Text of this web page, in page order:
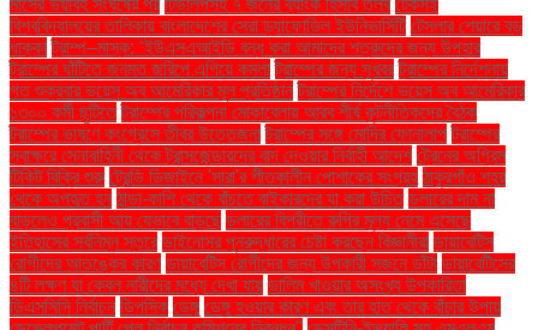
বিশ্ববিদ্যালয়ের তালিকায় বাংলাদেশের সেরা ড্যাফোডিল ইউনিভার্সিটি টেসলার শেয়ারে বড়
ধাক্কা ট্রাম্প–মাস্ক: ‘ইউএসএআইডি বন্ধ করা আমাদের শত্রুদের জন্য উপহার
ট্রাম্পের ঘাঁটিতে জনমত জরিপে এগিয়ে কমলা ট্রাম্পের জন্য সুখবর ট্রাম্পের নির্দেশনায়
গত শুক্রবার ভয়েস অব আমেরিকার মূল প্রতিষ্ঠান ট্রাম্পের নির্দেশে ভয়েস অব আমেরিকার
১৩০০ কর্মী ছুটিতে ট্রাম্পের পরিকল্পনা মোকাবেলায় আরব শীর্ষ কূটনীতিকদের বৈঠক
ট্রাম্পের ভাষণে কংগ্রেসে তীব্র উত্তেজনা ট্রাম্পের সঙ্গে মোদির ফোনালাপ ট্রাম্পের
স্বাক্ষরে সেনাবাহিনী থেকে ট্রান্সজেন্ডারদের বাদ দেওয়ার নির্বাহী আদেশ ট্রেনের অগ্রিম
টিকিট বিক্রি শুরু ট্রেন্ডি ডিজাইনে 'সারা'র শীতকালীন পোশাকের সংগ্রহ ঠাকুরগাঁও শহর
থেকে অপহৃত হন ঠান্ডা-কাশি থেকে বাঁচতে বাইকারদের যা করা উচিত ডলারের দাম না
বাড়লেও প্রবাসী আয় যেভাবে বাড়ছে ডলারের বিপরীতে রুপির মূল্য নেমে এসেছে
ইতিহাসের সর্বনিম্ন স্তরে ডাইনোসর পুনরুদ্ধারের চেষ্টা করছেন বিজ্ঞানীরা ডায়াবেটিস
রোগীদের আতঙ্কের কারণ ডায়াবেটিস রোগীদের জন্য উপকারী সজনে ডাঁটা ডায়াবেটিসের
৪টি লক্ষণ যা কেবল নারীদের মধ্যে দেখা যায় ডালিম খাওয়ার অসংখ্য উপকারিতা
ডিএসসিসি নির্বাচন ডিপসিক ডেঙ্গু ডেঙ্গু হওয়ার কারণ এবং তার হাত থেকে বাঁচার উপায়